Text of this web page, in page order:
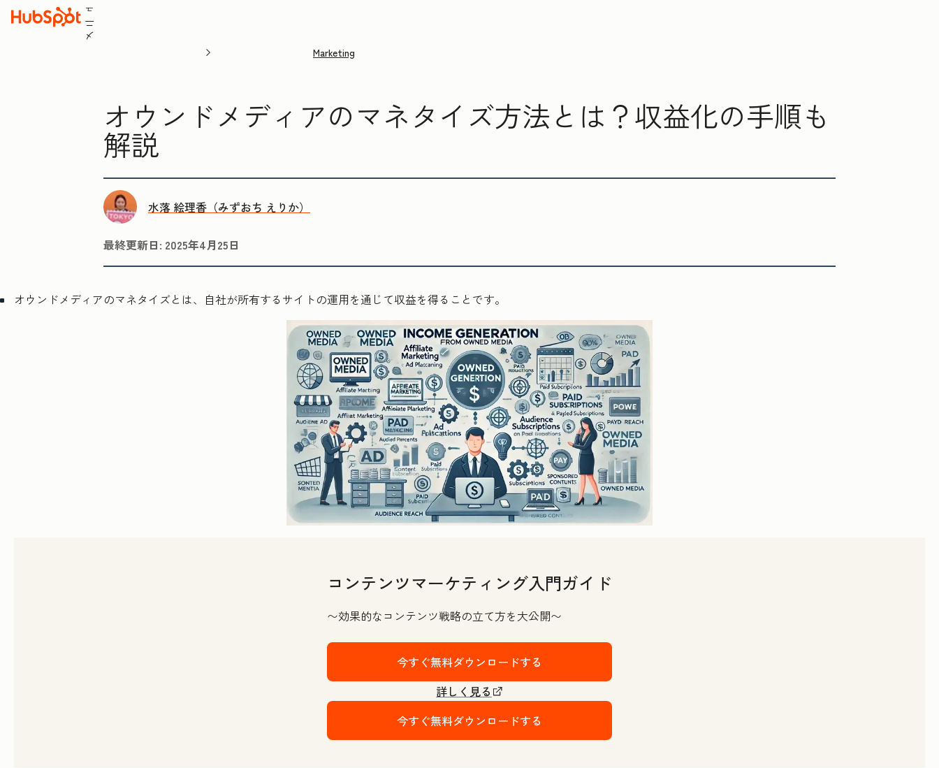
メ
ニ
ュ
Marketing
オウンドメディアのマネタイズ方法とは？収益化の手順も
解説
水落 絵理香（みずおち えりか）
最終更新日: 2025年4月25日
オウンドメディアのマネタイズとは、自社が所有するサイトの運用を通じて収益を得ることです。
コンテンツマーケティング入門ガイド
〜効果的なコンテンツ戦略の立て方を大公開〜
今すぐ無料ダウンロードする
詳しく見る
今すぐ無料ダウンロードする